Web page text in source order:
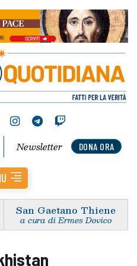
DONA ORA
Newsletter
San Gaetano Thiene
a cura di Ermes Dovico